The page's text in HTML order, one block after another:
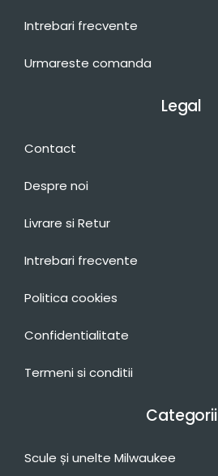
Intrebari frecvente
Urmareste comanda
Legal
Contact
Despre noi
Livrare si Retur
Intrebari frecvente
Politica cookies
Confidentialitate
Termeni si conditii
Categorii
Scule și unelte Milwaukee